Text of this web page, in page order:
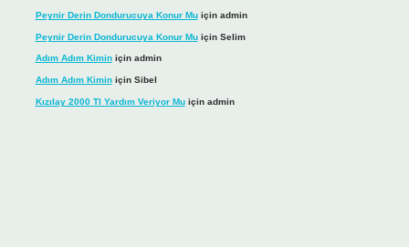
Peynir Derin Dondurucuya Konur Muiçin admin
Peynir Derin Dondurucuya Konur Muiçin Selim
Adım Adım Kiminiçin admin
Adım Adım Kiminiçin Sibel
Kızılay 2000 Tl Yardım Veriyor Muiçin admin